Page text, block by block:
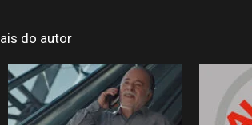
do autor